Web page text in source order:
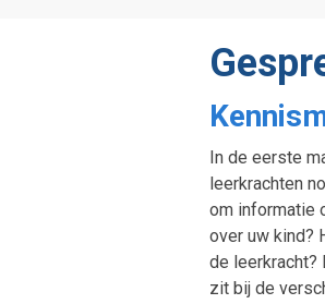
In de eerste
leerkrachten
om informatie
over uw kind?
de leerkracht?
zit bij de